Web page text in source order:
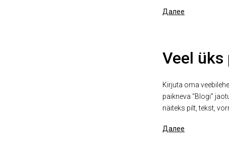
Далее
Veel
Kirjuta oma
paikneva “Blogi”
näiteks pilt, tekst,
Далее